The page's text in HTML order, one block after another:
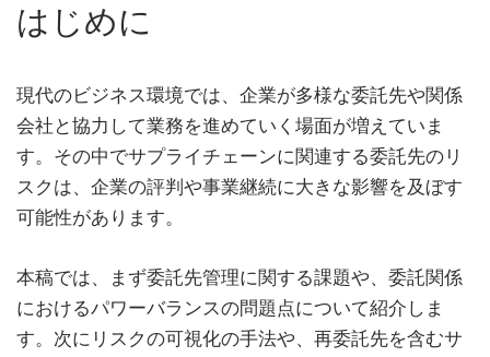
はじめに
現代のビジネス環境では、企業が多様な委託先や関係
会社と協力して業務を進めていく場面が増えていま
す。その中でサプライチェーンに関連する委託先のリ
スクは、企業の評判や事業継続に大きな影響を及ぼす
可能性があります。
本稿では、まず委託先管理に関する課題や、委託関係
におけるパワーバランスの問題点について紹介しま
す。次にリスクの可視化の手法や、再委託先を含むサ